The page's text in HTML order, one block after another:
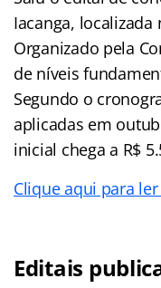
Iacanga, localizada
Organizado pela
de níveis
Segundo o
aplicadas em
inicial chega a R$
Clique aqui para
Editais